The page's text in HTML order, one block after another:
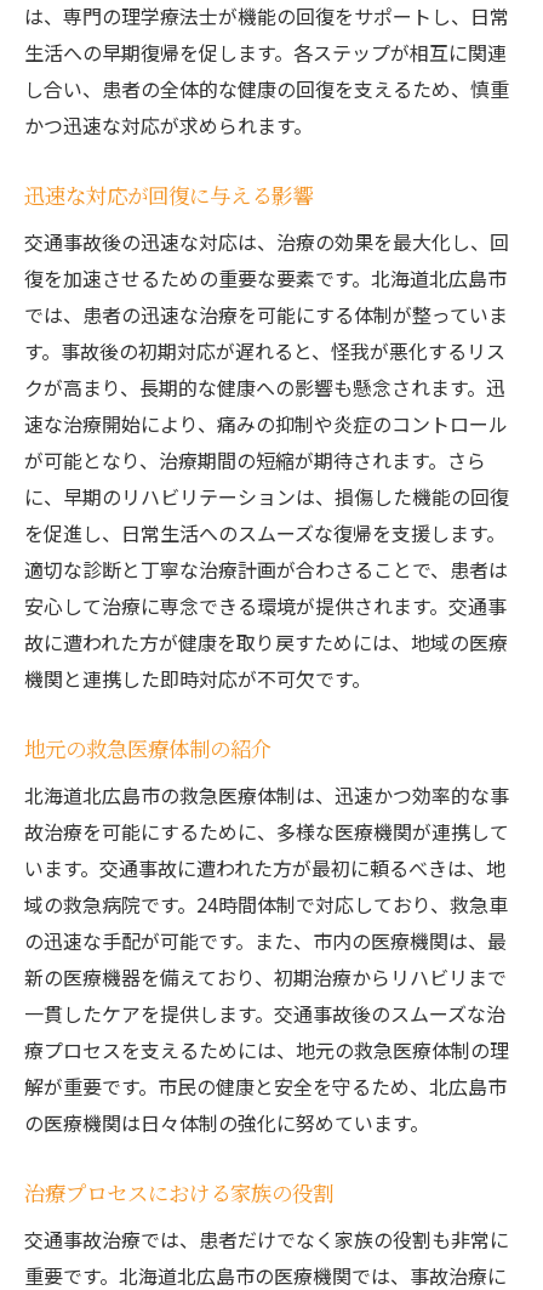
は、専門の理学療法士が機能の回復をサポートし、日常
生活への早期復帰を促します。各ステップが相互に関連
し合い、患者の全体的な健康の回復を支えるため、慎重
かつ迅速な対応が求められます。
迅速な対応が回復に与える影響
交通事故後の迅速な対応は、治療の効果を最大化し、回
復を加速させるための重要な要素です。北海道北広島市
では、患者の迅速な治療を可能にする体制が整っていま
す。事故後の初期対応が遅れると、怪我が悪化するリス
クが高まり、長期的な健康への影響も懸念されます。迅
速な治療開始により、痛みの抑制や炎症のコントロール
が可能となり、治療期間の短縮が期待されます。さら
に、早期のリハビリテーションは、損傷した機能の回復
を促進し、日常生活へのスムーズな復帰を支援します。
適切な診断と丁寧な治療計画が合わさることで、患者は
安心して治療に専念できる環境が提供されます。交通事
故に遭われた方が健康を取り戻すためには、地域の医療
機関と連携した即時対応が不可欠です。
地元の救急医療体制の紹介
北海道北広島市の救急医療体制は、迅速かつ効率的な事
故治療を可能にするために、多様な医療機関が連携して
います。交通事故に遭われた方が最初に頼るべきは、地
域の救急病院です。24時間体制で対応しており、救急車
の迅速な手配が可能です。また、市内の医療機関は、最
新の医療機器を備えており、初期治療からリハビリまで
一貫したケアを提供します。交通事故後のスムーズな治
療プロセスを支えるためには、地元の救急医療体制の理
解が重要です。市民の健康と安全を守るため、北広島市
の医療機関は日々体制の強化に努めています。
治療プロセスにおける家族の役割
交通事故治療では、患者だけでなく家族の役割も非常に
重要です。北海道北広島市の医療機関では、事故治療に